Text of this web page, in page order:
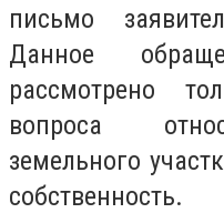
письмо
Данное
рассмотрено
вопроса
земельного
собственность.